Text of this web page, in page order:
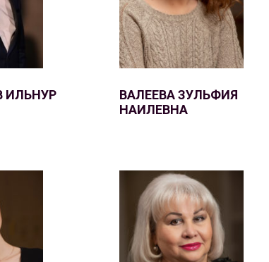
ИЛЬНУР
ВАЛЕЕВА ЗУЛЬФИЯ
НАИЛЕВНА